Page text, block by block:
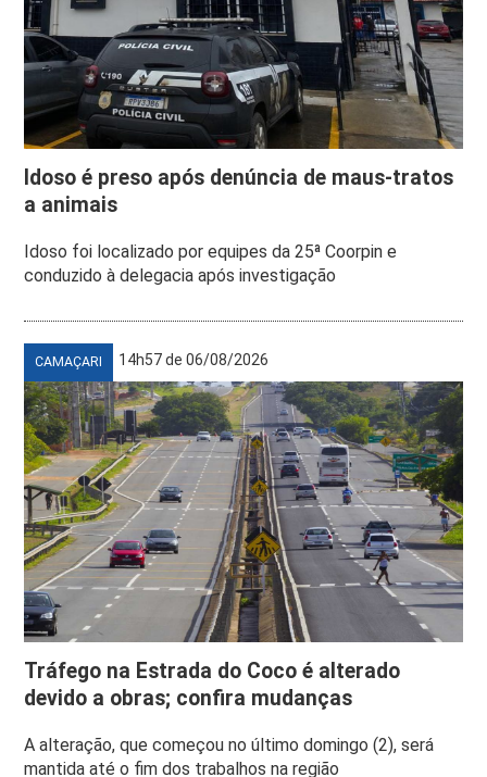
Idoso é preso após denúncia de maus-tratos
a animais
Idoso foi localizado por equipes da 25ª Coorpin e
conduzido à delegacia após investigação
CAMAÇARI 14h57 de 06/08/2026
Tráfego na Estrada do Coco é alterado
devido a obras; confira mudanças
A alteração, que começou no último domingo (2), será
mantida até o fim dos trabalhos na região